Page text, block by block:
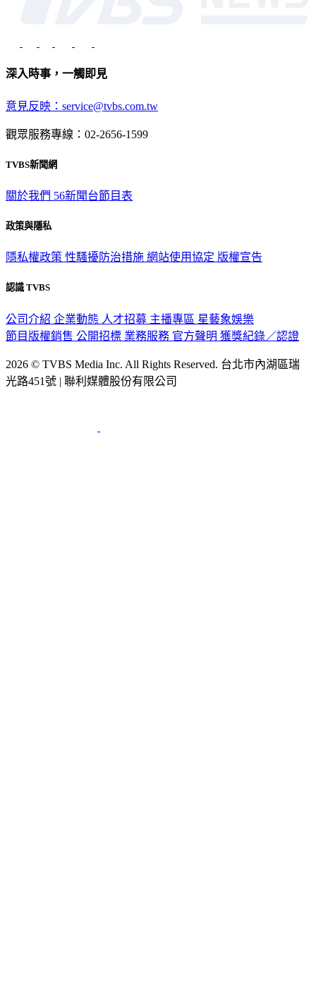
深入時事，一觸即見
意見反映：service@tvbs.com.tw
觀眾服務專線：02-2656-1599
TVBS新聞網
關於我們 56新聞台節目表
政策與隱私
隱私權政策 性騷擾防治措施 網站使用協定 版權宣告
認識 TVBS
公司介紹 企業動態 人才招募 主播專區 星藝象娛樂
節目版權銷售 公開招標 業務服務 官方聲明 獲獎紀錄／認證
2026 © TVBS Media Inc. All Rights Reserved. 台北市內湖區瑞
光路451號 | 聯利媒體股份有限公司